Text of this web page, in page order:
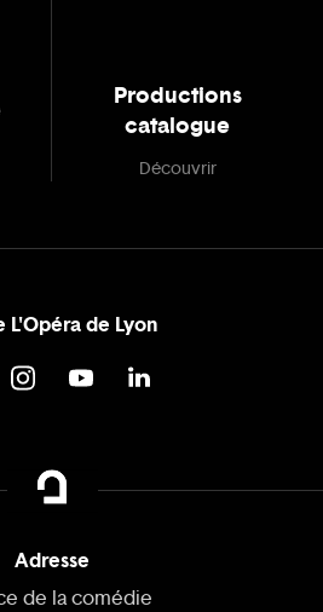
Productions
catalogue
Découvrir
L'Opéra de Lyon
Adresse
de la comédie